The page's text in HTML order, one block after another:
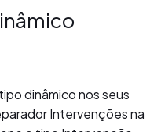
dinâmico nos seus
Intervenções na